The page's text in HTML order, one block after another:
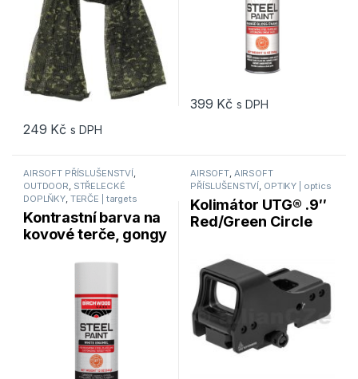
249 Kč s DPH
399 Kč s DPH
AIRSOFT PŘÍSLUŠENSTVÍ,
OUTDOOR, STŘELECKÉ
DOPLŇKY, TERČE | targets
Kontrastní barva na
kovové terče, gongy
AIRSOFT, AIRSOFT
PŘÍSLUŠENSTVÍ, OPTIKY | optics
Kolimátor UTG® .9″
Red/Green Circle